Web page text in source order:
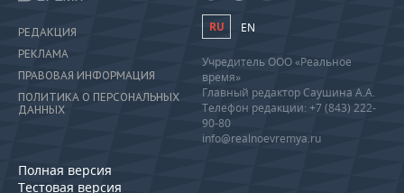
РЕДАКЦИЯ
РЕКЛАМА
ПРАВОВАЯ ИНФОРМАЦИЯ
ПОЛИТИКА О ПЕРСОНАЛЬНЫХ
ДАННЫХ
Полная версия
Тестовая версия
RU EN
Учредитель ООО «Реальное
время»
Главный редактор Саушина А.А.
Телефон редакции: +7 (843) 222-
90-80
info@realnoevremya.ru